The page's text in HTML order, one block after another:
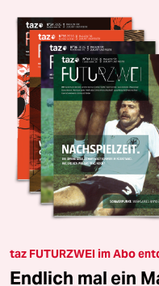
taz FUTURZWEI im Abo
Endlich mal ein